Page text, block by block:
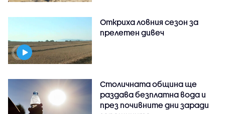
Откриха ловния сезон за
прелетен дивеч
Столичната община ще
раздава безплатна вода и
през почивните дни заради